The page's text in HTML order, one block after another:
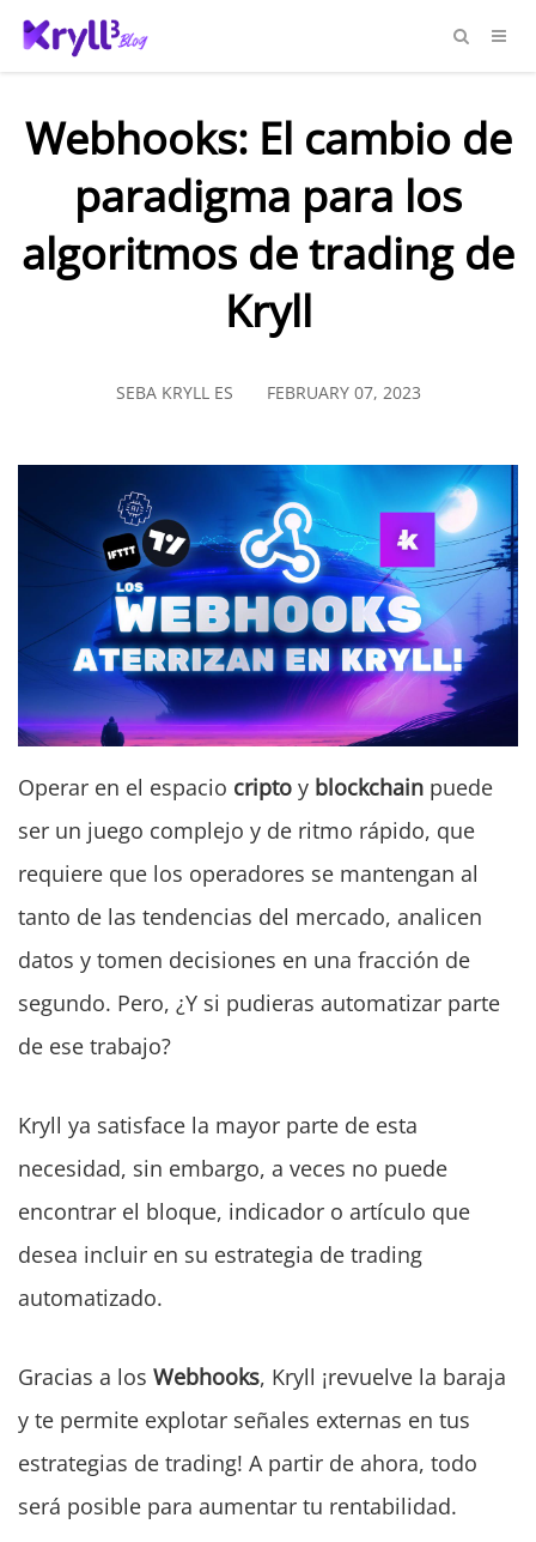
Webhooks: El cambio de
paradigma para los
algoritmos de trading de
Kryll
SEBA KRYLL ES FEBRUARY 07, 2023
Operar en el espacio cripto y blockchain puede
ser un juego complejo y de ritmo rápido, que
requiere que los operadores se mantengan al
tanto de las tendencias del mercado, analicen
datos y tomen decisiones en una fracción de
segundo. Pero, ¿Y si pudieras automatizar parte
de ese trabajo?
Kryll ya satisface la mayor parte de esta
necesidad, sin embargo, a veces no puede
encontrar el bloque, indicador o artículo que
desea incluir en su estrategia de trading
automatizado.
Gracias a los Webhooks, Kryll ¡revuelve la baraja
y te permite explotar señales externas en tus
estrategias de trading! A partir de ahora, todo
será posible para aumentar tu rentabilidad.